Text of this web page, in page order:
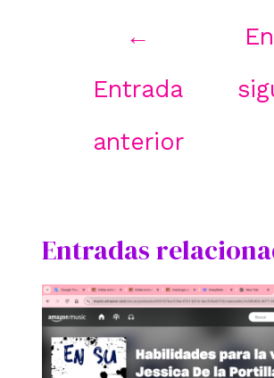
←
Entrada
anterior
Entradas